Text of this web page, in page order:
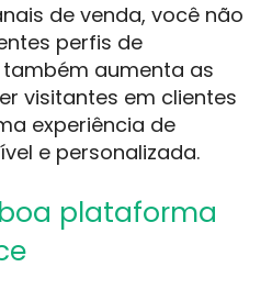
de venda, você não
perfis de
aumenta as
visitantes em clientes
experiência de
e personalizada.
plataforma